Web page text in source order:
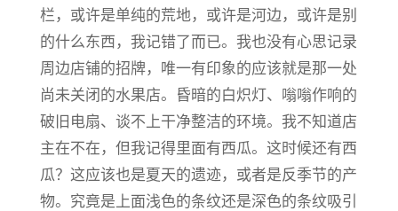
栏，或许是单纯的荒地，或许是河边，或许是别
的什么东西，我记错了而已。我也没有心思记录
周边店铺的招牌，唯一有印象的应该就是那一处
尚未关闭的水果店。昏暗的白炽灯、嗡嗡作响的
破旧电扇、谈不上干净整洁的环境。我不知道店
主在不在，但我记得里面有西瓜。这时候还有西
瓜？这应该也是夏天的遗迹，或者是反季节的产
物。究竟是上面浅色的条纹还是深色的条纹吸引